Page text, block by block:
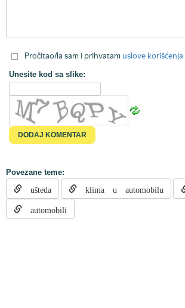
Pročitao/la sam i prihvatam uslove korišćenja
Unesite kod sa slike:
Povezane teme:
ušteda klima u automobilu
automobili